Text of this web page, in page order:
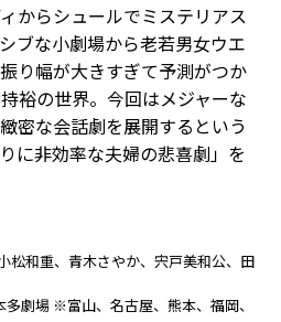
からシュールでミステリアス
ブな小劇場から老若男女ウエ
り幅が大きすぎて予測がつか
裕の世界。今回はメジャーな
密な会話劇を展開するという
に非効率な夫婦の悲喜劇」を
松和重、青木さやか、宍戸美和公、田
劇場 ※富山、名古屋、熊本、福岡、